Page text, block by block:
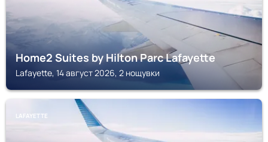
Home2 Suites by Hilton Parc Lafayette
Lafayette, 14 август 2026, 2 нощувки
LAFAYETTE